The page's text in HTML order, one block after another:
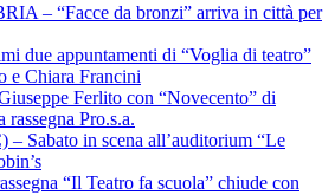
– “Facce da bronzi” arriva in città per
due appuntamenti di “Voglia di teatro”
e Chiara Francini
Ferlito con “Novecento” di
Pro.s.a.
Sabato in scena all’auditorium “Le
“Il Teatro fa scuola” chiude con